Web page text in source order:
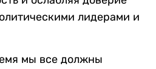
лидерами и
мы все должны